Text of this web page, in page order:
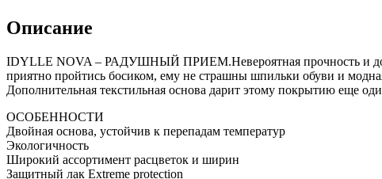
Описание
IDYLLE NOVA – РАДУШНЫЙ ПРИЕМ.Невероятная прочность и
приятно пройтись босиком, ему не страшны шпильки обуви и
Дополнительная текстильная основа дарит этому покрытию еще
ОСОБЕННОСТИ
Двойная основа, устойчив к перепадам температур
Экологичность
Широкий ассортимент расцветок и ширин
Защитный лак Extreme protection